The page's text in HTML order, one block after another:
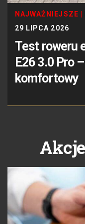
NAJWAŻNIEJSZE
29 LIPCA 2026
Test roweru
E26 3.0 Pro
komfortowy